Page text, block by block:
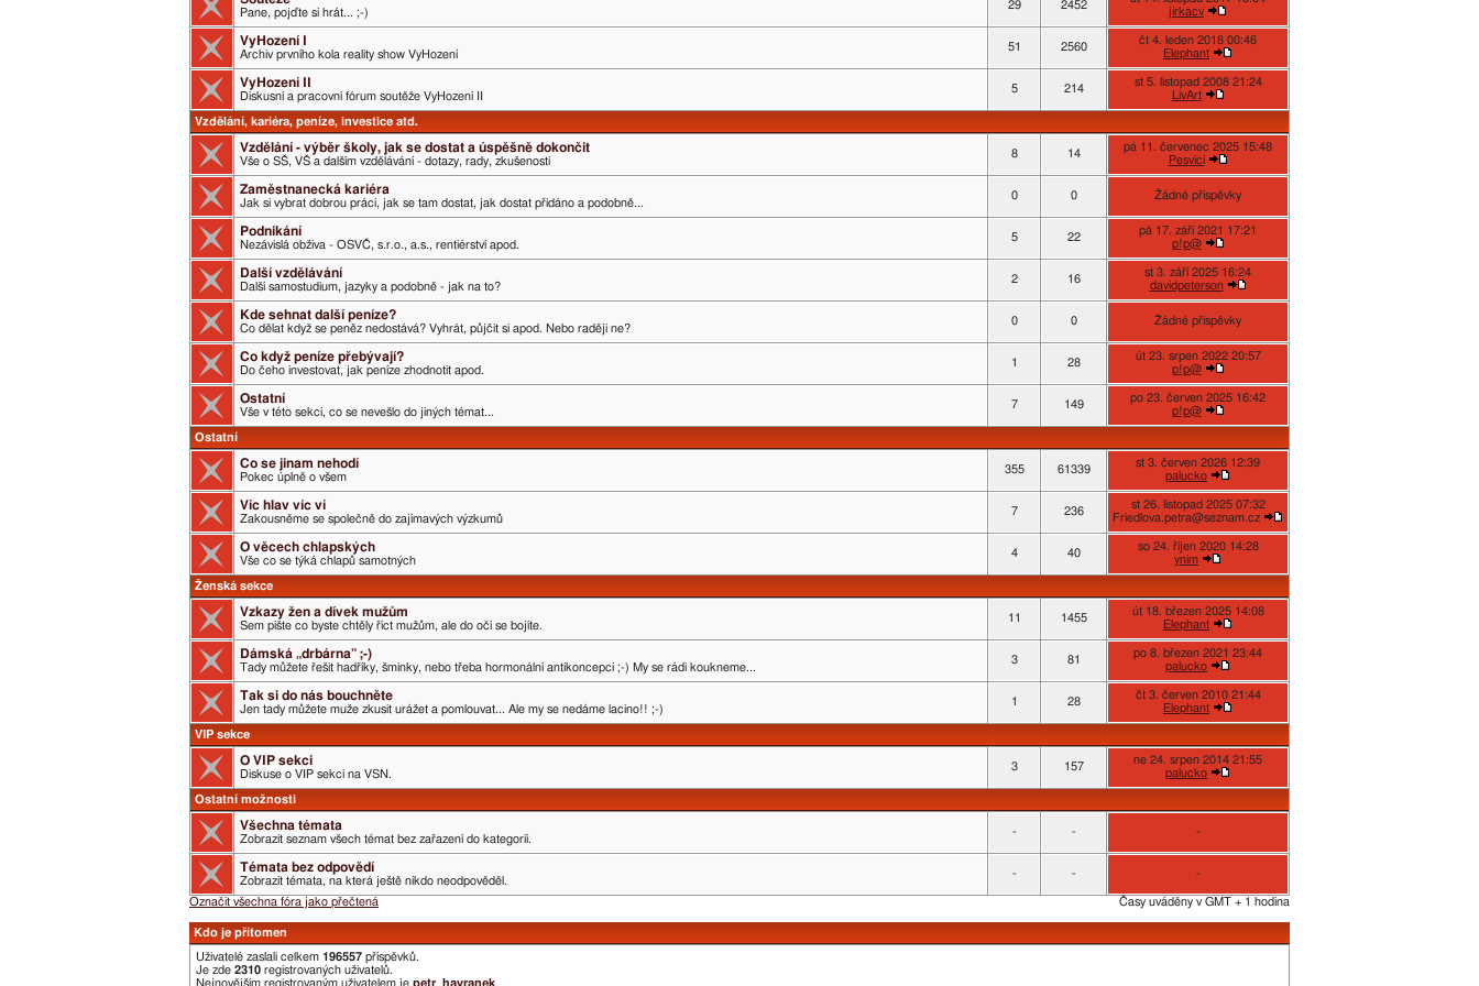
Pane, pojďte si hrát... ;-)
29 2452
jirkacv
VyHození I
Archiv prvního kola reality show VyHození
51 2560
čt 4. leden 2018 00:46
Elephant
VyHození II
Diskusní a pracovní fórum soutěže VyHození II
5 214
st 5. listopad 2008 21:24
LivArt
Vzdělání, kariéra, peníze, investice atd.
Vzdělání - výběr školy, jak se dostat a úspěšně dokončit
Vše o SŠ, VŠ a dalším vzdělávání - dotazy, rady, zkušenosti
8 14
pá 11. červenec 2025 15:48
Pesvici
Zaměstnanecká kariéra
Jak si vybrat dobrou práci, jak se tam dostat, jak dostat přidáno a podobně...
0 0 Žádné příspěvky
Podnikání
Nezávislá obživa - OSVČ, s.r.o., a.s., rentiérství apod.
5 22
pá 17. září 2021 17:21
p!p@
Další vzdělávání
Další samostudium, jazyky a podobně - jak na to?
2 16
st 3. září 2025 16:24
davidpeterson
Kde sehnat další peníze?
Co dělat když se peněz nedostává? Vyhrát, půjčit si apod. Nebo raději ne?
0 0 Žádné příspěvky
Co když peníze přebývají?
Do čeho investovat, jak peníze zhodnotit apod.
1 28
út 23. srpen 2022 20:57
p!p@
Ostatní
Vše v této sekci, co se nevešlo do jiných témat...
7 149
po 23. červen 2025 16:42
p!p@
Ostatní
Co se jinam nehodí
Pokec úplně o všem
355 61339
st 3. červen 2026 12:39
palucko
Víc hlav víc ví
Zakousněme se společně do zajímavých výzkumů
7 236
st 26. listopad 2025 07:32
Friedlova.petra@seznam.cz
O věcech chlapských
Vše co se týká chlapů samotných
4 40
so 24. říjen 2020 14:28
ynim
Ženská sekce
Vzkazy žen a dívek mužům
Sem pište co byste chtěly říct mužům, ale do očí se bojíte.
11 1455
út 18. březen 2025 14:08
Elephant
Dámská „drbárna” ;-)
Tady můžete řešit hadříky, šminky, nebo třeba hormonální antikoncepci ;-) My se rádi koukneme...
3 81
po 8. březen 2021 23:44
palucko
Tak si do nás bouchněte
Jen tady můžete muže zkusit urážet a pomlouvat... Ale my se nedáme lacino!! ;-)
1 28
čt 3. červen 2010 21:44
Elephant
VIP sekce
O VIP sekci
Diskuse o VIP sekci na VSN.
3 157
ne 24. srpen 2014 21:55
palucko
Ostatní možnosti
Všechna témata
Zobrazit seznam všech témat bez zařazení do kategorií.
- - -
Témata bez odpovědí
Zobrazit témata, na která ještě nikdo neodpověděl.
- - -
Časy uváděny v GMT + 1 hodina
Označit všechna fóra jako přečtená
Kdo je přítomen
Uživatelé zaslali celkem 196557 příspěvků.
Je zde 2310 registrovaných uživatelů.
Nejnovějším registrovaným uživatelem je petr_havranek.